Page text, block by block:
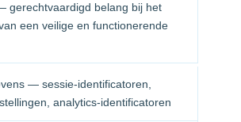
gerechtvaardigd belang bij het
een veilige en functionerende
— sessie-identificatoren,
analytics-identificatoren